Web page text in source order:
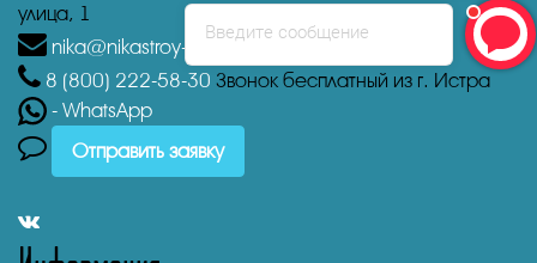
улица, 1
nika@nikastroy-msk.ru
8 (800) 222-58-30 Звонок бесплатный из г. Истра
- WhatsApp
Отправить заявку
Введите сообщение